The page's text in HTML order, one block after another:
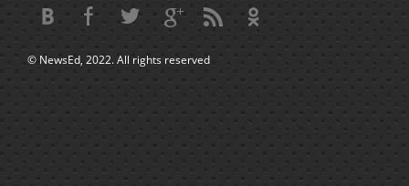
© NewsEd, 2022. All rights reserved